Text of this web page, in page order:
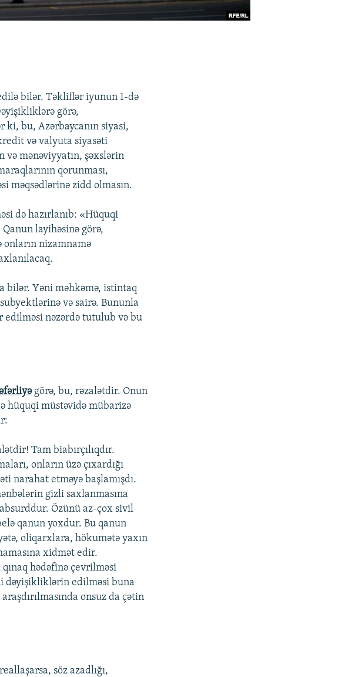
bilər. Təkliflər iyunun 1-də
görə,
ki, bu, Azərbaycanın siyasi,
və valyuta siyasəti
və mənəviyyatın, şəxslərin
qorunması,
məqsədlərinə zidd olmasın.
də hazırlanıb: «Hüquqi
layihəsinə görə,
nizamnamə
bilər. Yəni məhkəmə, istintaq
və sairə. Bununla
edilməsi nəzərdə tutulub və bu
görə, bu, rəzalətdir. Onun
hüquqi müstəvidə mübarizə
Tam biabırçılıqdır.
onların üzə çıxardığı
narahat etməyə başlamışdı.
gizli saxlanmasına
Özünü az-çox sivil
qanun yoxdur. Bu qanun
oliqarxlara, hökumətə yaxın
xidmət edir.
hədəfinə çevrilməsi
dəyişikliklərin edilməsi buna
onsuz da çətin
söz azadlığı,